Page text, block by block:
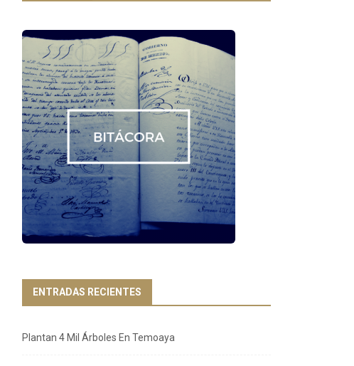
ENTRADAS RECIENTES
Plantan 4 Mil Árboles En Temoaya